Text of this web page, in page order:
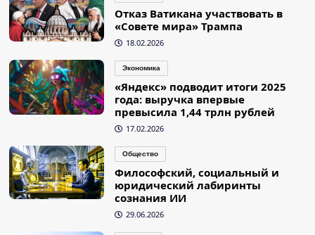
Отказ Ватикана участвовать в
«Совете мира» Трампа
18.02.2026
Экономика
«Яндекс» подводит итоги 2025
года: выручка впервые
превысила 1,44 трлн рублей
17.02.2026
Общество
Философский, социальный и
юридический лабиринты
сознания ИИ
29.06.2026